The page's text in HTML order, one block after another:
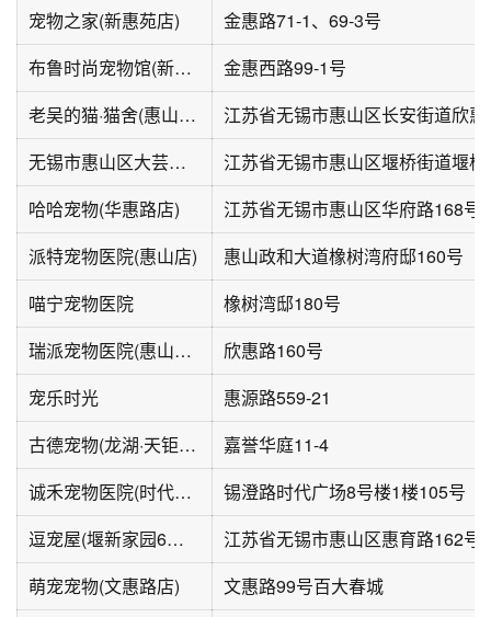
宠物之家(新惠苑店)
金惠路71-1、69-3号
布鲁时尚宠物馆(新惠苑南区店)
金惠西路99-1号
老吴的猫·猫舍(惠山万达店)
无锡市惠山区大芸宠物店(芸开猫舍)
哈哈宠物(华惠路店)
江苏省无锡市惠山区华府路168号
派特宠物医院(惠山店)
惠山政和大道橡树湾府邸160号
喵宁宠物医院
橡树湾邸180号
瑞派宠物医院(惠山万达店)
欣惠路160号
宠乐时光
惠源路559-21
古德宠物(龙湖·天钜店)
嘉誉华庭11-4
诚禾宠物医院(时代广场店)
锡澄路时代广场8号楼1楼105号
逗宠屋(堰新家园6期店)
江苏省无锡市惠山区惠育路162号
萌宠宠物(文惠路店)
文惠路99号百大春城